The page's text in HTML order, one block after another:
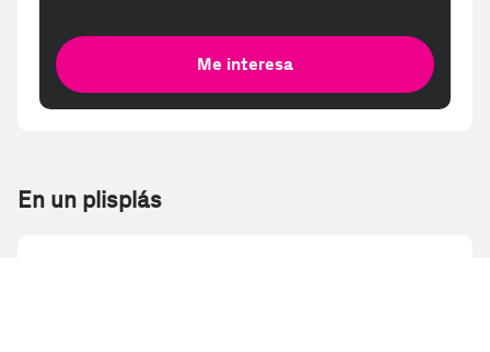
Me interesa
En un plisplás